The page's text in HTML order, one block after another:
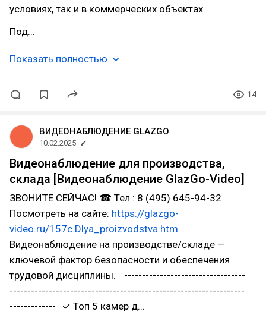
условиях, так и в коммерческих объектах.
Под…
Показать полностью
14
ВИДЕОНАБЛЮДЕНИЕ GLAZGO
10.02.2025
Видеонаблюдение для производства,
склада [Видеонаблюдение GlazGo-Video]
ЗВОНИТЕ СЕЙЧАС! ☎ Тел.: 8 (495) 645-94-32
Посмотреть на сайте: https://glazgo-
video.ru/157c.Dlya_proizvodstva.htm
Видеонаблюдение на производстве/складе —
ключевой фактор безопасности и обеспечения
трудовой дисциплины. ----------------------------------
------------------------------------------------------------------
------------- ✓ Топ 5 камер д…